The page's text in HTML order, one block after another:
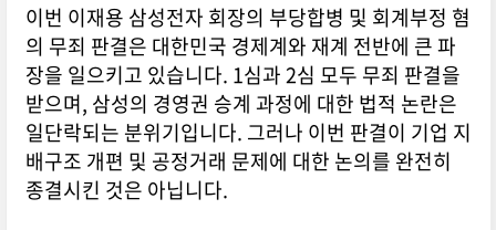
이번 이재용 삼성전자 회장의 부당합병 및 회계부정 혐
의 무죄 판결은 대한민국 경제계와 재계 전반에 큰 파
장을 일으키고 있습니다. 1심과 2심 모두 무죄 판결을
받으며, 삼성의 경영권 승계 과정에 대한 법적 논란은
일단락되는 분위기입니다. 그러나 이번 판결이 기업 지
배구조 개편 및 공정거래 문제에 대한 논의를 완전히
종결시킨 것은 아닙니다.